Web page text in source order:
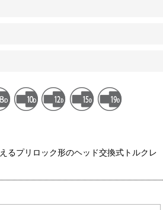
るプリロック形のヘッド交換式トルクレ